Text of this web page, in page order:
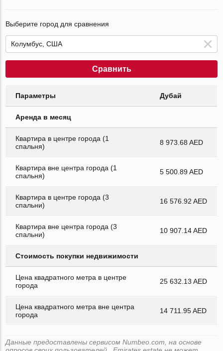
Выберите город для сравнения
Сравнить
Параметры Дубай
Аренда в месяц
Квартира в центре города (1
спальня)
8 973.68 AED
Квартира вне центра города (1
спальня)
5 500.89 AED
Квартира в центре города (3
спальни)
16 576.92 AED
Квартира вне центра города (3
спальни)
10 907.14 AED
Стоимость покупки недвижимости
Цена квадратного метра в центре
города
25 632.13 AED
Цена квадратного метра вне центра
города
14 711.95 AED
Данные предоставлены сервисом Numbeo.com, на основе